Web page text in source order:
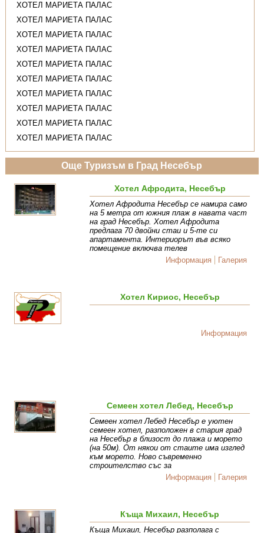
ХОТЕЛ МАРИЕТА ПАЛАС
ХОТЕЛ МАРИЕТА ПАЛАС
ХОТЕЛ МАРИЕТА ПАЛАС
ХОТЕЛ МАРИЕТА ПАЛАС
ХОТЕЛ МАРИЕТА ПАЛАС
ХОТЕЛ МАРИЕТА ПАЛАС
ХОТЕЛ МАРИЕТА ПАЛАС
ХОТЕЛ МАРИЕТА ПАЛАС
ХОТЕЛ МАРИЕТА ПАЛАС
ХОТЕЛ МАРИЕТА ПАЛАС
Още Туризъм в Град Несебър
Хотел Афродита, Несебър
Хотел Афродита Несебър се намира само
на 5 метра от южния плаж в навата част
на град Несебър. Хотел Афродита
предлага 70 двойни стаи и 5-те си
апартамента. Интериорът във всяко
помещение включва телев
Информация
Галерия
Хотел Кириос, Несебър
Информация
Семеен хотел Лебед, Несебър
Семеен хотел Лебед Несебър e уютен
семеен хотел, разположен в стария град
на Несебър в близост до плажа и морето
(на 50м). От някои от стаите има изглед
към морето. Ново съвременно
строителство със за
Информация
Галерия
Къща Михаил, Несебър
Къща Михаил, Несебър разполага с